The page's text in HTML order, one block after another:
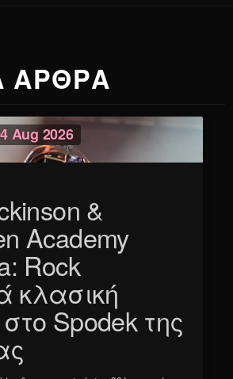
ΑΡΘΡΑ
Aug 2026
&
Academy
Rock
κλασική
Spodek της